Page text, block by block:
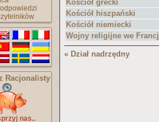
Racjonalisty
nas..
Kościół grecki
Kościół hiszpański
Kościół niemiecki
Wojny religijne we
« Dział nadrzędny